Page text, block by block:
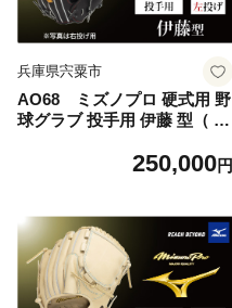
兵庫県宍粟市
AO68 ミズノプロ 硬式用 野
球グラブ 投手用 伊藤 型（ 左
ラブ ピッチャー 投手 受注生
250,000円